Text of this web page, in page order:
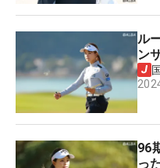
ル
ン
96
っ